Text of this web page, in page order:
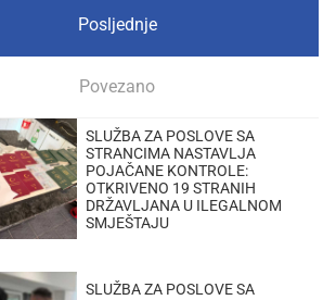
Posljednje
Povezano
SLUŽBA ZA POSLOVE SA
STRANCIMA NASTAVLJA
POJAČANE KONTROLE:
OTKRIVENO 19 STRANIH
DRŽAVLJANA U ILEGALNOM
SMJEŠTAJU
SLUŽBA ZA POSLOVE SA